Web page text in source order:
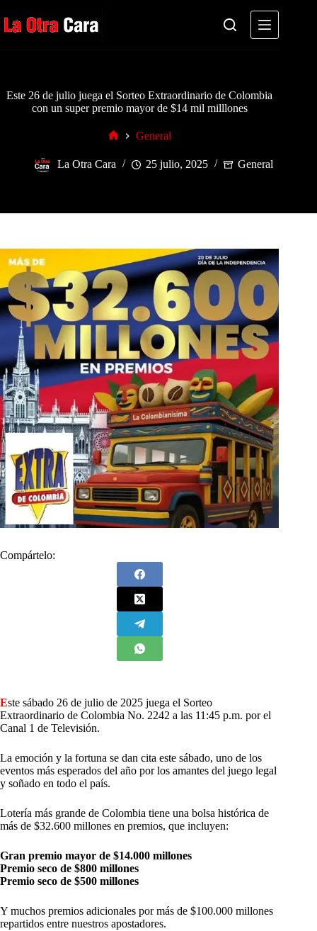
al
contenido
Este 26 de julio juega el Sorteo Extraordinario de Colombia
con un super premio mayor de $14 mil milllones
General
La Otra Cara 25 julio, 2025 General
Compártelo:
Este sábado 26 de julio de 2025 juega el Sorteo
Extraordinario de Colombia No. 2242 a las 11:45 p.m. por el
Canal 1 de Televisión.
La emoción y la fortuna se dan cita este sábado, uno de los
eventos más esperados del año por los amantes del juego legal
y soñado en todo el país.
Lotería más grande de Colombia tiene una bolsa histórica de
más de $32.600 millones en premios, que incluyen:
Gran premio mayor de $14.000 millones
Premio seco de $800 millones
Premio seco de $500 millones
Y muchos premios adicionales por más de $100.000 millones
repartidos entre nuestros apostadores.